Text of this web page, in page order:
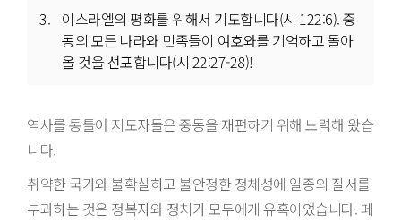
이스라엘의 평화를 위해서 기도합니다(시 122:6). 중
동의 모든 나라와 민족들이 여호와를 기억하고 돌아
올 것을 선포합니다(시 22:27-28)!
역사를 통틀어 지도자들은 중동을 재편하기 위해 노력해 왔습
니다.
취약한 국가와 불확실하고 불안정한 정체성에 일종의 질서를
부과하는 것은 정복자와 정치가 모두에게 유혹이었습니다. 페